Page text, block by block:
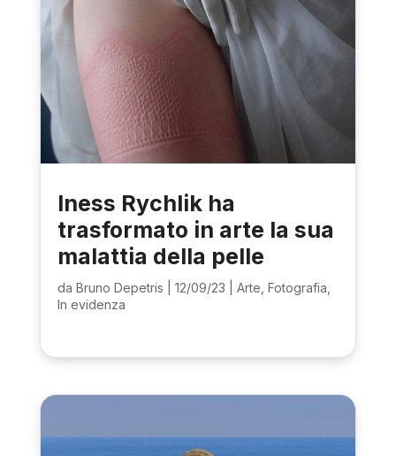
Iness Rychlik ha
trasformato in arte la sua
malattia della pelle
da Bruno Depetris 12/09/23 Arte Fotografia
In evidenza